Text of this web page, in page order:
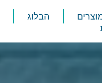
הבלוג